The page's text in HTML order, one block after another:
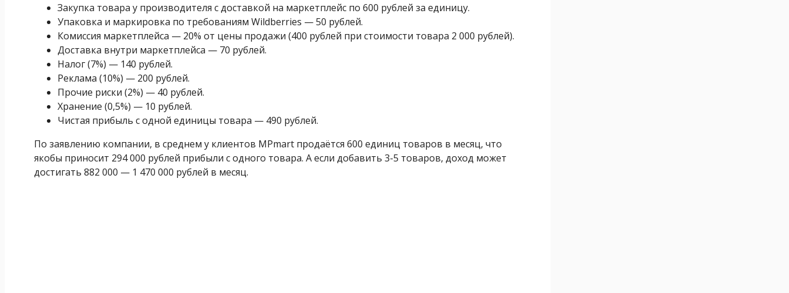
Закупка товара у производителя с доставкой на маркетплейс по 600 рублей за единицу.
Упаковка и маркировка по требованиям Wildberries — 50 рублей.
Комиссия маркетплейса — 20% от цены продажи (400 рублей при стоимости товара 2 000 рублей).
Доставка внутри маркетплейса — 70 рублей.
Налог (7%) — 140 рублей.
Реклама (10%) — 200 рублей.
Прочие риски (2%) — 40 рублей.
Хранение (0,5%) — 10 рублей.
Чистая прибыль с одной единицы товара — 490 рублей.
По заявлению компании, в среднем у клиентов MPmart продаётся 600 единиц товаров в месяц, что
якобы приносит 294 000 рублей прибыли с одного товара. А если добавить 3-5 товаров, доход может
достигать 882 000 — 1 470 000 рублей в месяц.